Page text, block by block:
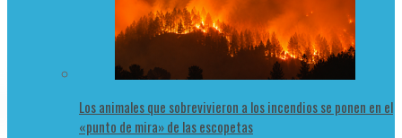
Los animales que sobrevivieron a los incendios se ponen en el
«punto de mira» de las escopetas